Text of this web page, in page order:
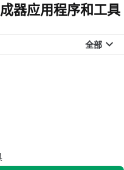
器应用程序和工具
全部